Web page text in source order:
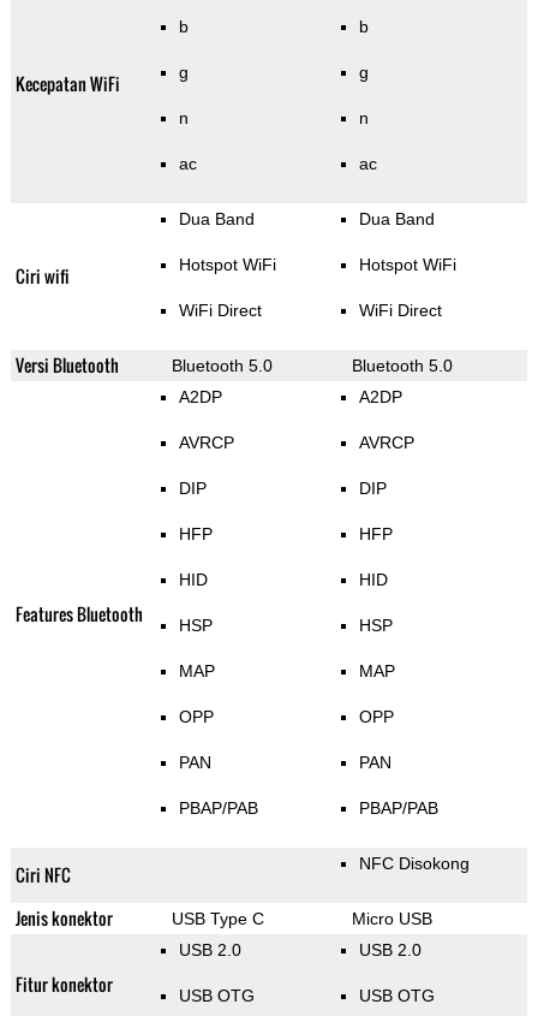
Kecepatan WiFi
b
g
n
ac
b
g
n
ac
Ciri wifi
Dua Band
Hotspot WiFi
WiFi Direct
Dua Band
Hotspot WiFi
WiFi Direct
Versi Bluetooth Bluetooth 5.0 Bluetooth 5.0
Features Bluetooth
A2DP
AVRCP
DIP
HFP
HID
HSP
MAP
OPP
PAN
PBAP/PAB
A2DP
AVRCP
DIP
HFP
HID
HSP
MAP
OPP
PAN
PBAP/PAB
Ciri NFC NFC Disokong
Jenis konektor USB Type C Micro USB
Fitur konektor
USB 2.0
USB OTG
USB 2.0
USB OTG